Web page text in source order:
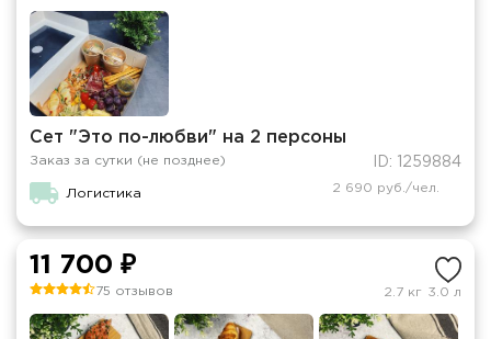
Сет "Это по-любви" на 2 персоны
Заказ за сутки (не позднее) ID: 1259884
Логистика 2 690 руб./чел.
11 700 ₽
75 отзывов 2.7 кг 3.0 л